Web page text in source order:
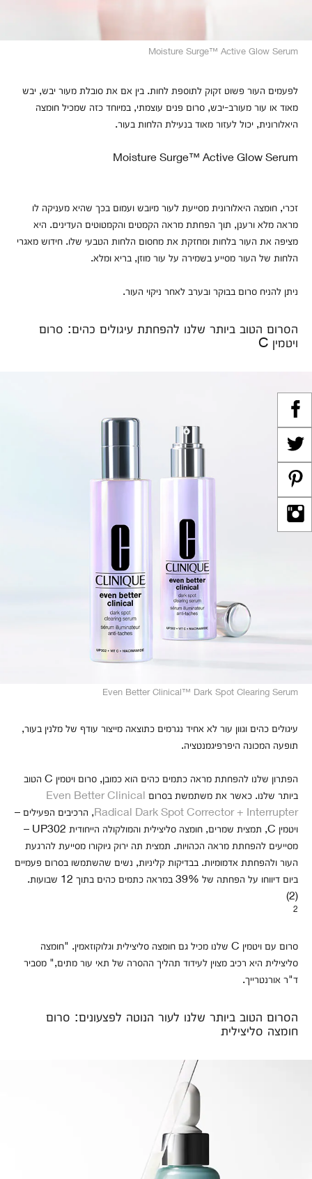
Moisture Surge™ Active Glow Serum
לפעמים העור פשוט זקוק לתוספת לחות. בין אם את סובלת מעור יבש, יבש
מאוד או עור מעורב-יבש, סרום פנים עוצמתי, במיוחד כזה שמכיל חומצה
היאלורונית, יכול לעזור מאוד בנעילת הלחות בעור.
Moisture Surge™ Active Glow Serum
זכרי, חומצה היאלורונית מסייעת לעור מיובש ועמום בכך שהיא מעניקה לו
מראה מלא ורענן, תוך הפחתת מראה הקמטים והקמטוטים העדינים. היא
מציפה את העור בלחות ומחזקת את מחסום הלחות הטבעי שלו. חידוש מאגרי
הלחות של העור מסייע בשמירה על עור מוזן, בריא ומלא.
ניתן להניח סרום בבוקר ובערב לאחר ניקוי העור.
הסרום הטוב ביותר שלנו להפחתת עיגולים כהים: סרום
ויטמין C
Even Better Clinical™ Dark Spot Clearing Serum
עיגולים כהים וגוון עור לא אחיד נגרמים כתוצאה מייצור עודף של מלנין בעור,
תופעה המכונה היפרפיגמנטציה.
הפתרון שלנו להפחתת מראה כתמים כהים הוא כמובן, סרום ויטמין C הטוב
ביותר שלנו. כאשר את משתמשת בסרום Even Better Clinical
Radical Dark Spot Corrector + Interrupter, הרכיבים הפעילים –
ויטמין C, תמצית שמרים, חומצה סליצילית והמולקולה הייחודית UP302 –
מסייעים להפחתת מראה הכהויות. תמצית תה ירוק גיוקורו מסייעת להרגעת
העור ולהפחתת אדמומיות. בבדיקות קליניות, נשים שהשתמשו בסרום פעמיים
ביום דיווחו על הפחתה של 39% במראה כתמים כהים בתוך 12 שבועות.
(2)
2
סרום עם ויטמין C שלנו מכיל גם חומצה סליצילית וגלוקוזאמין. "חומצה
סליצילית היא רכיב מצוין לעידוד תהליך ההסרה של תאי עור מתים," מסביר
ד"ר אורנטרייך.
הסרום הטוב ביותר שלנו לעור הנוטה לפצעונים: סרום
חומצה סליצילית